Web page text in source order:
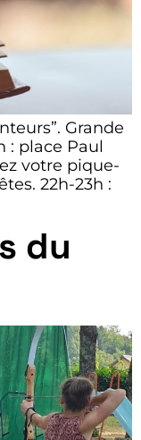
Grande
: place Paul
votre pique-
22h-23h :
du